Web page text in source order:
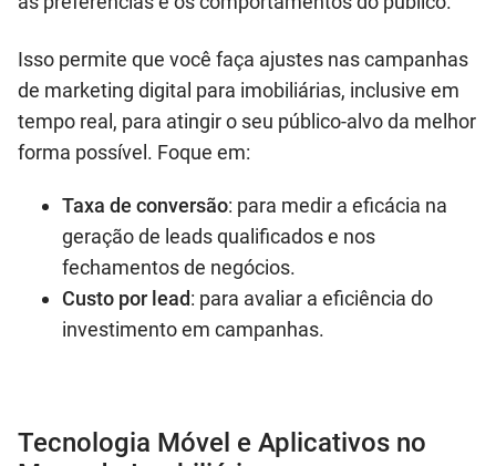
Isso permite que você faça ajustes nas campanhas
de marketing digital para imobiliárias, inclusive em
tempo real, para atingir o seu público-alvo da melhor
forma possível. Foque em:
Taxa de conversão: para medir a eficácia na
geração de leads qualificados e nos
fechamentos de negócios.
Custo por lead: para avaliar a eficiência do
investimento em campanhas.
Tecnologia Móvel e Aplicativos no